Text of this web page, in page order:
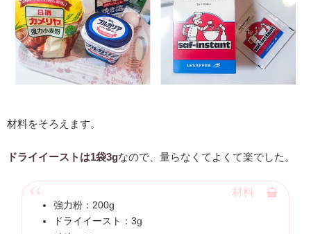
材料をそろえます。
ドライイーストは1袋3gなので、量らなくてよくて楽でした。
強力粉：200g
ドライイースト：3g